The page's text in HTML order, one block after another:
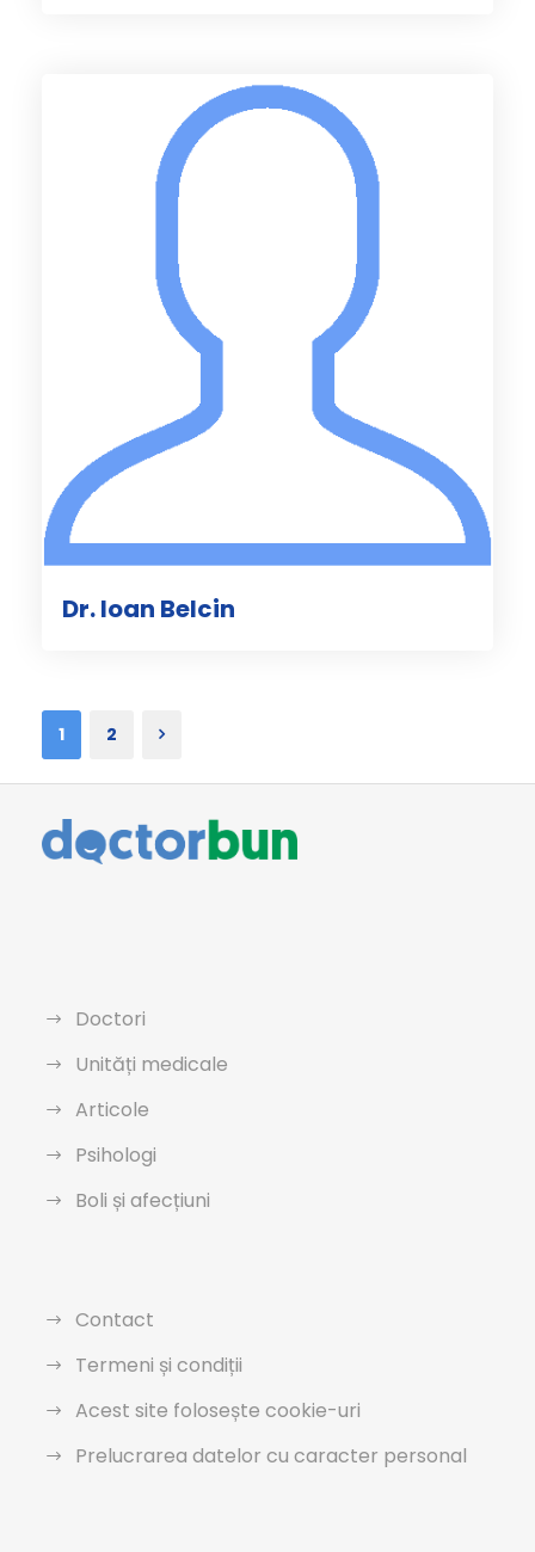
Dr. Ioan Belcin
1 2
Doctori
Unități medicale
Articole
Psihologi
Boli și afecțiuni
Contact
Termeni și condiții
Acest site folosește cookie-uri
Prelucrarea datelor cu caracter personal